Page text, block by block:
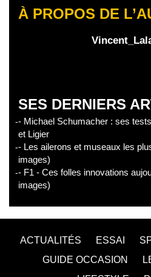
À PROPOS DE
SES DERNIERS
- Michael Schumacher : ses
et Ligier
- Les ailerons et museaux les
images)
- F1 - Ces folles innovations
images)
ACTUALITÉS ESSAI
GUIDE OCCASION